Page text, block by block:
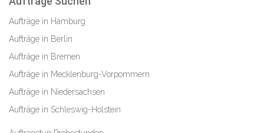
Aufträge in Hamburg
Aufträge in Berlin
Aufträge in Bremen
Aufträge in Mecklenburg-Vorpommern
Aufträge in Niedersachsen
Aufträge in Schleswig-Holstein